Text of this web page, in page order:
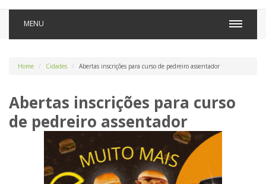
MENU
Home Cidades Abertas inscrições para curso de pedreiro assentador
Abertas inscrições para curso
de pedreiro assentador